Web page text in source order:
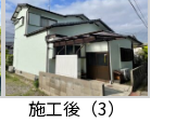
施工後（3）